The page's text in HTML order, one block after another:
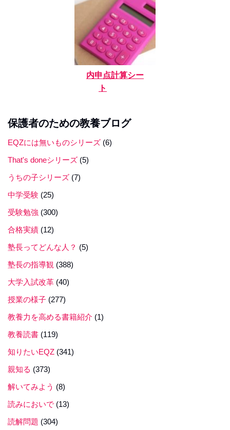
内申点計算シー
ト
保護者のための教養ブログ
EQZには無いものシリーズ (6)
That's doneシリーズ (5)
うちの子シリーズ (7)
中学受験 (25)
受験勉強 (300)
合格実績 (12)
塾長ってどんな人？ (5)
塾長の指導観 (388)
大学入試改革 (40)
授業の様子 (277)
教養力を高める書籍紹介 (1)
教養読書 (119)
知りたいEQZ (341)
親知る (373)
解いてみよう (8)
読みにおいで (13)
読解問題 (304)